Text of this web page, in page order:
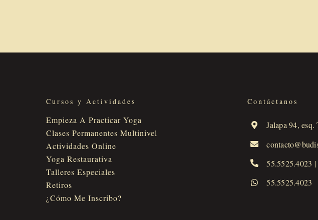
Cursos y Actividades
Empieza A Practicar Yoga
Clases Permanentes Multinivel
Actividades Online
Yoga Restaurativa
Talleres Especiales
Retiros
¿Cómo Me Inscribo?
Contáctanos
Jalapa 94,
55.5525.4023
55.5525.4023